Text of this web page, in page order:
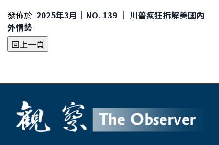
發佈於 2025年3月｜NO. 139 │ 川普瘋狂拆解美國內
外情勢